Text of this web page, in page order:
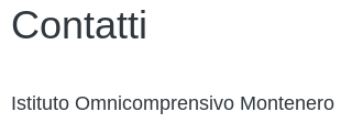
Contatti
Istituto Omnicomprensivo Montenero